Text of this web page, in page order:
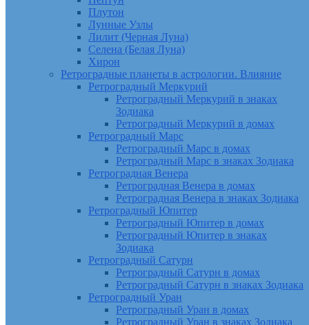
Плутон
Лунные Узлы
Лилит (Черная Луна)
Селена (Белая Луна)
Хирон
Ретроградные планеты в астрологии. Влияние
Ретроградный Меркурий
Ретроградный Меркурий в знаках
Зодиака
Ретроградный Меркурий в домах
Ретроградный Марс
Ретроградный Марс в домах
Ретроградный Марс в знаках Зодиака
Ретроградная Венера
Ретроградная Венера в домах
Ретроградная Венера в знаках Зодиака
Ретроградный Юпитер
Ретроградный Юпитер в домах
Ретроградный Юпитер в знаках
Зодиака
Ретроградный Сатурн
Ретроградный Сатурн в домах
Ретроградный Сатурн в знаках Зодиака
Ретроградный Уран
Ретроградный Уран в домах
Ретроградный Уран в знаках Зодиака